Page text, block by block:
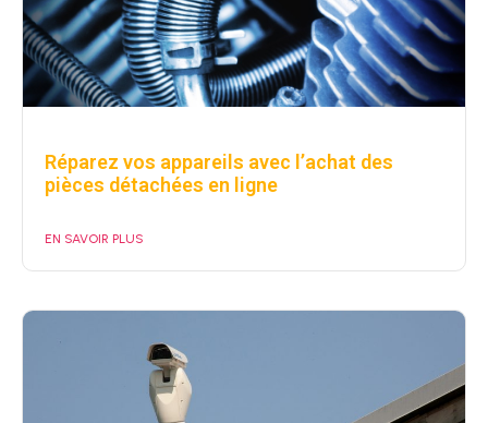
Réparez vos appareils avec l’achat des
pièces détachées en ligne
EN SAVOIR PLUS